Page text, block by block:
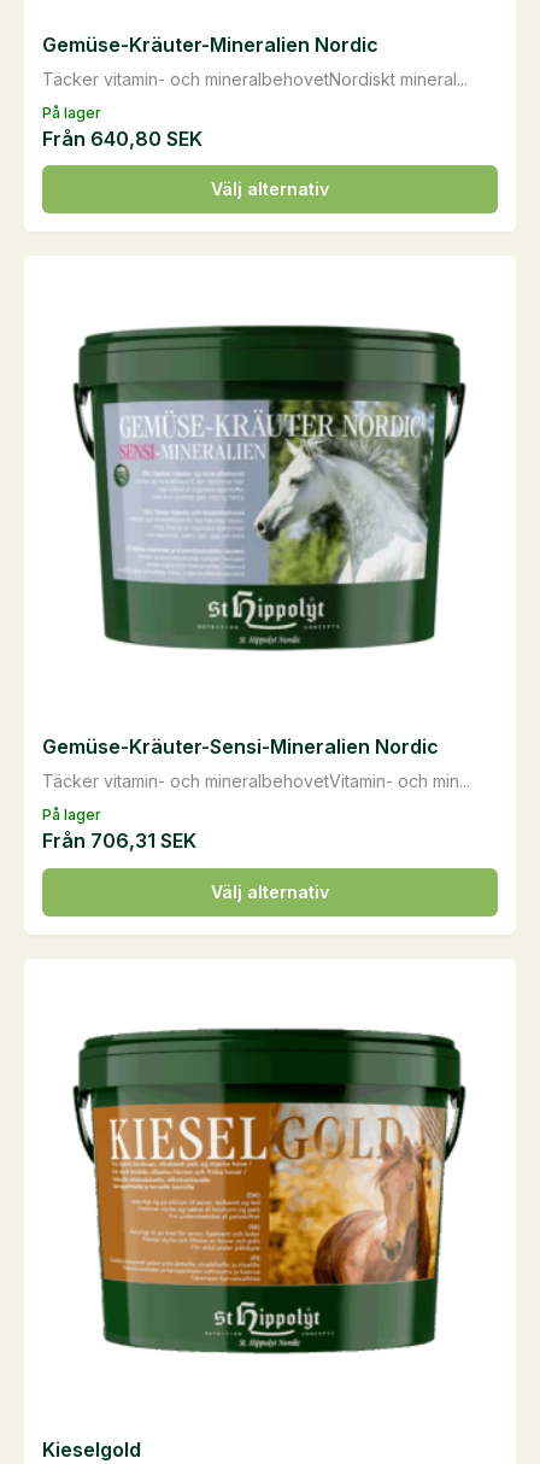
På lager
Täcker vitamin- och mineralbehovetNordiskt mineral...
Gemüse-Kräuter-Mineralien Nordic
Från 640,80 SEK
Välj alternativ
Den
här
produkten
varianter.
olika
alternativen
produktsidan
På lager
Täcker vitamin- och mineralbehovetVitamin- och min...
Gemüse-Kräuter-Sensi-Mineralien Nordic
Från 706,31 SEK
Välj alternativ
Den
här
produkten
varianter.
olika
alternativen
produktsidan
Kieselgold